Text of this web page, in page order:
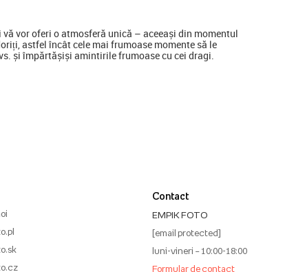
vor oferi o atmosferă unică – aceeași din momentul
astfel încât cele mai frumoase momente să le
și împărtășiși amintirile frumoase cu cei dragi.
Contact
EMPIK FOTO
[email protected]
luni-vineri – 10:00-18:00
Formular de contact